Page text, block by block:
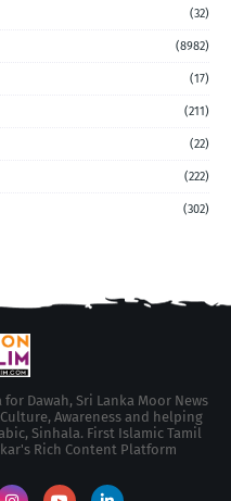
(32)
(8982)
(17)
(211)
(22)
(222)
(302)
Dawah, Sri Lanka Moor News
Awareness and helping
Sinhala. First Islamic Tamil
Rich Content Platform